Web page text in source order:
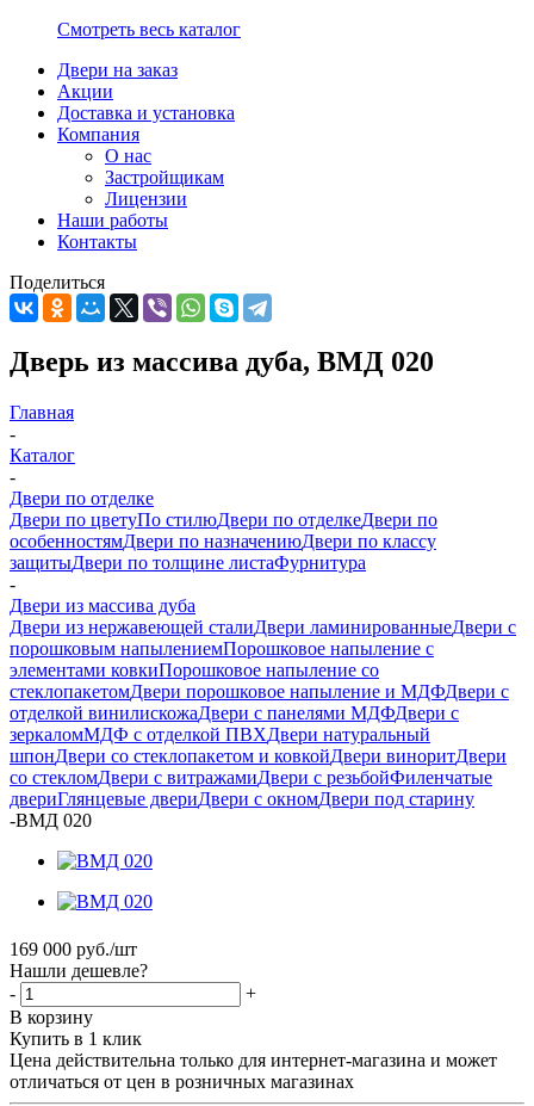
Смотреть весь каталог
Двери на заказ
Акции
Доставка и установка
Компания
О нас
Застройщикам
Лицензии
Наши работы
Контакты
Поделиться
Дверь из массива дуба, ВМД 020
Главная
-
Каталог
-
Двери по отделке
Двери по цветуПо стилюДвери по отделкеДвери по
особенностямДвери по назначениюДвери по классу
защитыДвери по толщине листаФурнитура
-
Двери из массива дуба
Двери из нержавеющей сталиДвери ламинированныеДвери с
порошковым напылениемПорошковое напыление с
элементами ковкиПорошковое напыление со
стеклопакетомДвери порошковое напыление и МДФДвери с
отделкой винилискожаДвери с панелями МДФДвери с
зеркаломМДФ с отделкой ПВХДвери натуральный
шпонДвери со стеклопакетом и ковкойДвери виноритДвери
со стекломДвери с витражамиДвери с резьбойФиленчатые
двериГлянцевые двериДвери с окномДвери под старину
-ВМД 020
169 000 руб./шт
Нашли дешевле?
-
+
В корзину
Купить в 1 клик
Цена действительна только для интернет-магазина и может
отличаться от цен в розничных магазинах